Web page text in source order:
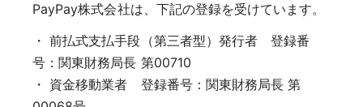
PayPay株式会社は、下記の登録を受けています。
・ 前払式支払手段（第三者型）発行者 登録番
号：関東財務局長 第00710
・ 資金移動業者 登録番号：関東財務局長 第